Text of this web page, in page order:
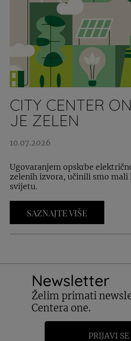
CITY CENTER
JE ZELEN
10.07.2026
Ugovaranjem opskrbe
zelenih izvora, učinili smo mali
svijetu.
SAZNAJTE VIŠE
Newsletter
Želim primati
Centera one.
PRIJAVI SE